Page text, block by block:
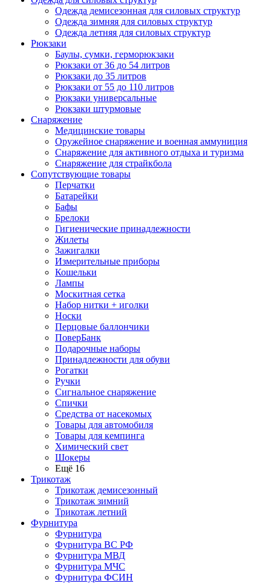
Одежда демисезонная для силовых структур
Одежда зимняя для силовых структур
Одежда летняя для силовых структур
Рюкзаки
Баулы, сумки, герморюкзаки
Рюкзаки от 36 до 54 литров
Рюкзаки до 35 литров
Рюкзаки от 55 до 110 литров
Рюкзаки универсальные
Рюкзаки штурмовые
Снаряжение
Медицинские товары
Оружейное снаряжение и военная аммуниция
Снаряжение для активного отдыха и туризма
Снаряжение для страйкбола
Сопутствующие товары
Перчатки
Батарейки
Бафы
Брелоки
Гигиенические принадлежности
Жилеты
Зажигалки
Измерительные приборы
Кошельки
Лампы
Москитная сетка
Набор нитки + иголки
Носки
Перцовые баллончики
ПоверБанк
Подарочные наборы
Принадлежности для обуви
Рогатки
Ручки
Сигнальное снаряжение
Спички
Средства от насекомых
Товары для автомобиля
Товары для кемпинга
Химический свет
Шокеры
Ещё 16
Трикотаж
Трикотаж демисезонный
Трикотаж зимний
Трикотаж летний
Фурнитура
Фурнитура
Фурнитура ВС РФ
Фурнитура МВД
Фурнитура МЧС
Фурнитура ФСИН